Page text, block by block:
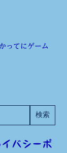
かってにゲーム
バシーポ